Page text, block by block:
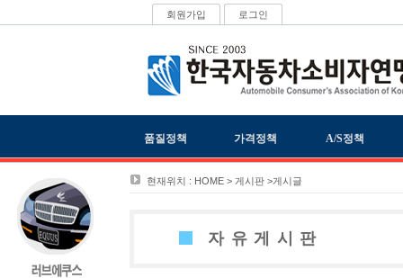
회원가입 로그인
품질정책 가격정책 A/S정책
현재위치 : HOME > 게시판 >게시글
자유게시판